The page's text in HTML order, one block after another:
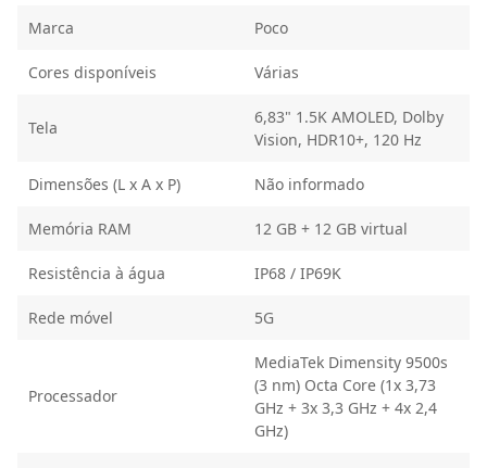
Marca Poco
Cores disponíveis Várias
Tela
6,83" 1.5K AMOLED, Dolby
Vision, HDR10+, 120 Hz
Dimensões (L x A x P) Não informado
Memória RAM 12 GB + 12 GB virtual
Resistência à água IP68 / IP69K
Rede móvel 5G
Processador
MediaTek Dimensity 9500s
(3 nm) Octa Core (1x 3,73
GHz + 3x 3,3 GHz + 4x 2,4
GHz)